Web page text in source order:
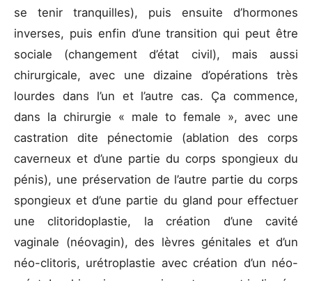
se tenir tranquilles), puis ensuite d’hormones
inverses, puis enfin d’une transition qui peut être
sociale (changement d’état civil), mais aussi
chirurgicale, avec une dizaine d’opérations très
lourdes dans l’un et l’autre cas. Ça commence,
dans la chirurgie « male to female », avec une
castration dite pénectomie (ablation des corps
caverneux et d’une partie du corps spongieux du
pénis), une préservation de l’autre partie du corps
spongieux et d’une partie du gland pour effectuer
une clitoridoplastie, la création d’une cavité
vaginale (néovagin), des lèvres génitales et d’un
néo-clitoris, urétroplastie avec création d’un néo-